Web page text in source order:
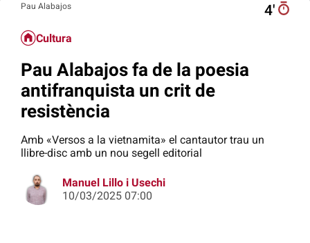
Pau Alabajos 4′
Cultura
Pau Alabajos fa de la poesia
antifranquista un crit de
resistència
Amb «Versos a la vietnamita» el cantautor trau un
llibre-disc amb un nou segell editorial
Manuel Lillo i Usechi
10/03/2025 07:00